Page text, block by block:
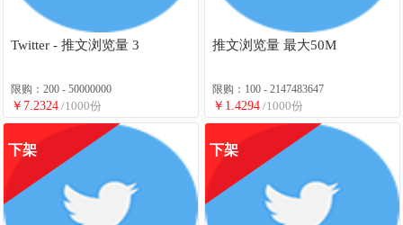
Twitter - 推文浏览量 3
限购：200 - 50000000
￥7.2324 /1000份
推文浏览量 最大50M
限购：100 - 2147483647
￥1.4294 /1000份
下架 下架